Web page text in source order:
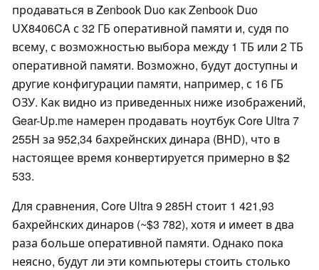
продаваться в Zenbook Duo как Zenbook Duo
UX8406CA с 32 ГБ оперативной памяти и, судя по
всему, с возможностью выбора между 1 ТБ или 2 ТБ
оперативной памяти. Возможно, будут доступны и
другие конфигурации памяти, например, с 16 ГБ
ОЗУ. Как видно из приведенных ниже изображений,
Gear-Up.me намерен продавать ноутбук Core Ultra 7
255H за 952,34 бахрейнских динара (BHD), что в
настоящее время конвертируется примерно в $2
533.
Для сравнения, Core Ultra 9 285H стоит 1 421,93
бахрейнских динаров (~$3 782), хотя и имеет в два
раза больше оперативной памяти. Однако пока
неясно, будут ли эти компьютеры стоить столько